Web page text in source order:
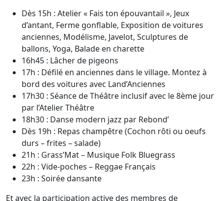
Dès 15h : Atelier « Fais ton épouvantail », Jeux
d’antant, Ferme gonflable, Exposition de voitures
anciennes, Modélisme, Javelot, Sculptures de
ballons, Yoga, Balade en charette
16h45 : Lâcher de pigeons
17h : Défilé en anciennes dans le village. Montez à
bord des voitures avec Land’Anciennes
17h30 : Séance de Théâtre inclusif avec le 8ème jour
par l’Atelier Théâtre
18h30 : Danse modern jazz par Rebond’
Dès 19h : Repas champêtre (Cochon rôti ou oeufs
durs – frites – salade)
21h : Grass’Mat – Musique Folk Bluegrass
22h : Vide-poches – Reggae Français
23h : Soirée dansante
Et avec la participation active des membres de